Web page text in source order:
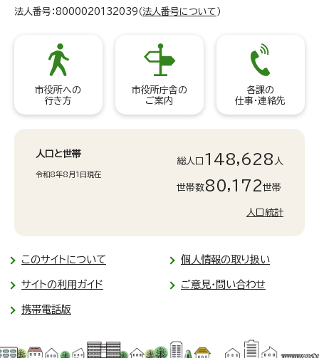
法人番号：8000020132039（ 法人番号について ）
市役所への
行き方
市役所庁舎の
ご案内
各課の
仕事・連絡先
人口と世帯
令和8年8月1日現在
総人口 148,628 人
世帯数80,172世帯
人口統計
このサイトについて 個人情報の取り扱い
サイトの利用ガイド ご意見・問い合わせ
携帯電話版